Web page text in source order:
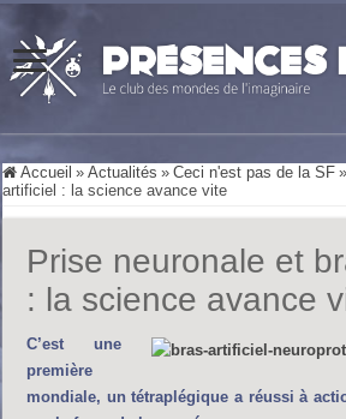
Accueil » Actualités » Ceci n'est pas de la SF »
artificiel : la science avance vite
Prise neuronale et
: la science avance
C’est une
première
mondiale, un tétraplégique a réussi à